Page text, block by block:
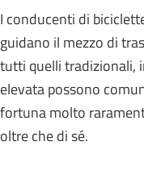
I conducenti di
guidano il mezzo di
tutti quelli tradizionali,
elevata possono
fortuna molto
oltre che di sé.